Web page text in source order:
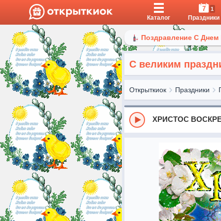
Каталог
7 1
Праздники
Поздравление С
С великим
Открыткиок Праздники
ХРИСТОС